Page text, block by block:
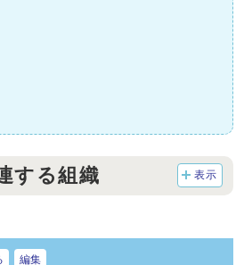
する組織 表示
編集